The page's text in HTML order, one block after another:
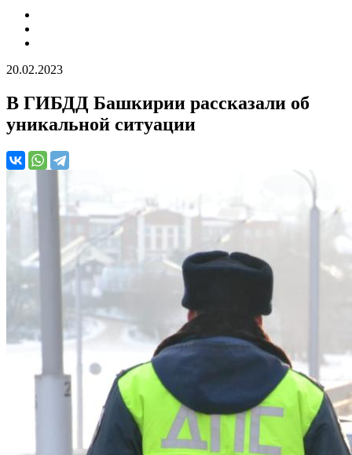
20.02.2023
В ГИБДД Башкирии рассказали об
уникальной ситуации